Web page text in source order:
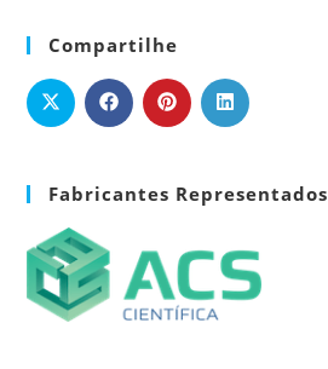
Compartilhe
Fabricantes Representados